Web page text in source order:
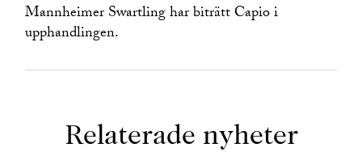
Mannheimer Swartling har biträtt Capio i
upphandlingen.
Relaterade nyheter